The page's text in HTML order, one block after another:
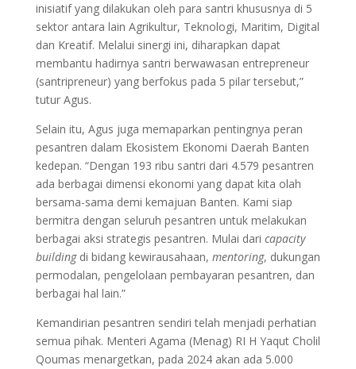
inisiatif yang dilakukan oleh para santri khususnya di 5
sektor antara lain Agrikultur, Teknologi, Maritim, Digital
dan Kreatif. Melalui sinergi ini, diharapkan dapat
membantu hadirnya santri berwawasan entrepreneur
(santripreneur) yang berfokus pada 5 pilar tersebut,”
tutur Agus.
Selain itu, Agus juga memaparkan pentingnya peran
pesantren dalam Ekosistem Ekonomi Daerah Banten
kedepan. “Dengan 193 ribu santri dari 4.579 pesantren
ada berbagai dimensi ekonomi yang dapat kita olah
bersama-sama demi kemajuan Banten. Kami siap
bermitra dengan seluruh pesantren untuk melakukan
berbagai aksi strategis pesantren. Mulai dari capacity
buildingdi bidang kewirausahaan, mentoring, dukungan
permodalan, pengelolaan pembayaran pesantren, dan
berbagai hal lain.”
Kemandirian pesantren sendiri telah menjadi perhatian
semua pihak. Menteri Agama (Menag) RI H Yaqut Cholil
Qoumas menargetkan, pada 2024 akan ada 5.000